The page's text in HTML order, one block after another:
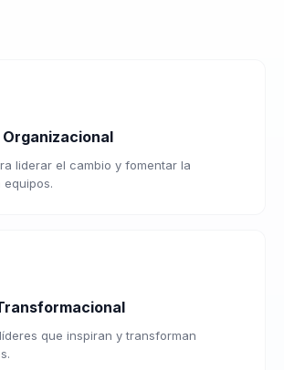
liderar el cambio y fomentar la
equipos.
que inspiran y transforman